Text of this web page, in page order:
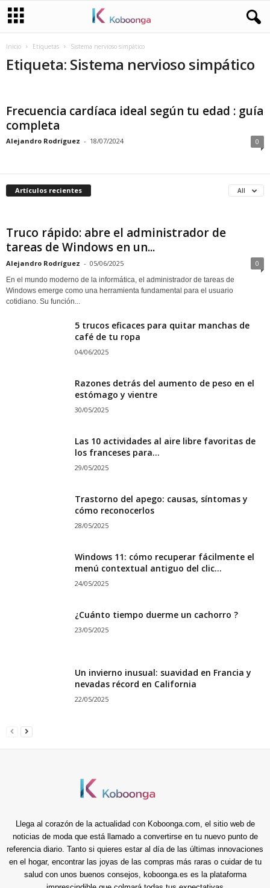
Inicio Etiquetas Sistema nervioso simpático
Etiqueta: Sistema nervioso simpático
Frecuencia cardíaca ideal según tu edad : guía
completa
Alejandro Rodríguez - 18/07/2024 0
Artículos recientes All
Truco rápido: abre el administrador de
tareas de Windows en un...
Alejandro Rodríguez - 05/06/2025 0
En el mundo moderno de la informática, el administrador de tareas de
Windows emerge como una herramienta fundamental para el usuario
cotidiano. Su función...
5 trucos eficaces para quitar manchas de
café de tu ropa
04/06/2025
Razones detrás del aumento de peso en el
estómago y vientre
30/05/2025
Las 10 actividades al aire libre favoritas de
los franceses para...
29/05/2025
Trastorno del apego: causas, síntomas y
cómo reconocerlos
28/05/2025
Windows 11: cómo recuperar fácilmente el
menú contextual antiguo del clic...
24/05/2025
¿Cuánto tiempo duerme un cachorro ?
23/05/2025
Un invierno inusual: suavidad en Francia y
nevadas récord en California
22/05/2025
Llega al corazón de la actualidad con Koboonga.com, el sitio web de
noticias de moda que está llamado a convertirse en tu nuevo punto de
referencia diario. Tanto si quieres estar al día de las últimas innovaciones
en el hogar, encontrar las joyas de las compras más raras o cuidar de tu
salud con unos buenos consejos, koboonga.es es la plataforma